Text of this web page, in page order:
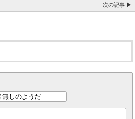
次の記事 ▶